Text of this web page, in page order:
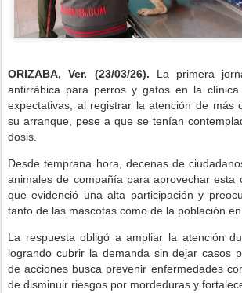
ORIZABA, Ver. (23/03/26). La primera
antirrábica para perros y gatos en la
expectativas, al registrar la atención de más
su arranque, pese a que se tenían
dosis.
Desde temprana hora, decenas de
animales de compañía para aprovechar esta
que evidenció una alta participación y
tanto de las mascotas como de la población
La respuesta obligó a ampliar la atención
logrando cubrir la demanda sin dejar casos
de acciones busca prevenir enfermedades
de disminuir riesgos por mordeduras y